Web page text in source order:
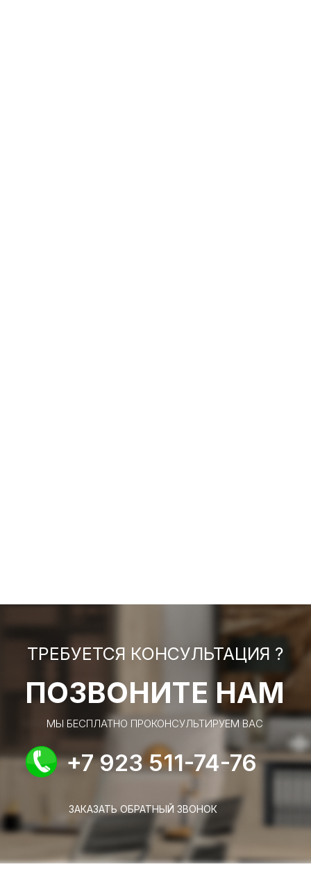
ТРЕБУЕТСЯ КОНСУЛЬТАЦИЯ ?
ПОЗВОНИТЕ НАМ
МЫ БЕСПЛАТНО ПРОКОНСУЛЬТИРУЕМ ВАС
+7 923 511-74-76
ЗАКАЗАТЬ ОБРАТНЫЙ ЗВОНОК